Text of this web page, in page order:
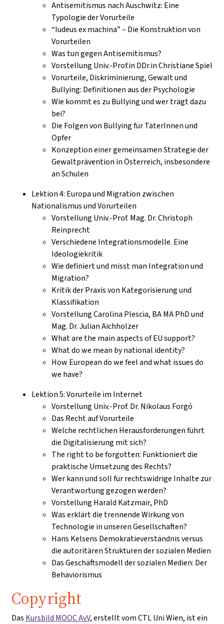
Antisemitismus nach Auschwitz: Eine
Typologie der Vorurteile
“Iudeus ex machina” – Die Konstruktion von
Vorurteilen
Was tun gegen Antisemitismus?
Vorstellung Univ.-Prof.in DDr.in Christiane Spiel
Vorurteile, Diskriminierung, Gewalt und
Bullying: Definitionen aus der Psychologie
Wie kommt es zu Bullying und wer trägt dazu
bei?
Die Folgen von Bullying für TäterInnen und
Opfer
Konzeption einer gemeinsamen Strategie der
Gewaltprävention in Österreich, insbesondere
an Schulen
Lektion 4: Europa und Migration zwischen
Nationalismus und Vorurteilen
Vorstellung Univ.-Prof. Mag. Dr. Christoph
Reinprecht
Verschiedene Integrationsmodelle. Eine
Ideologiekritik
Wie definiert und misst man Integration und
Migration?
Kritik der Praxis von Kategorisierung und
Klassifikation
Vorstellung Carolina Plescia, BA MA PhD und
Mag. Dr. Julian Aichholzer
What are the main aspects of EU support?
What do we mean by national identity?
How European do we feel and what issues do
we have?
Lektion 5: Vorurteile im Internet
Vorstellung Univ.-Prof. Dr. Nikolaus Forgó
Das Recht auf Vorurteile
Welche rechtlichen Herausforderungen führt
die Digitalisierung mit sich?
The right to be forgotten: Funktioniert die
praktische Umsetzung des Rechts?
Wer kann und soll für rechtswidrige Inhalte zur
Verantwortung gezogen werden?
Vorstellung Harald Katzmair, PhD
Was erklärt die trennende Wirkung von
Technologie in unseren Gesellschaften?
Hans Kelsens Demokratieverständnis versus
die autoritären Strukturen der sozialen Medien
Das Geschäftsmodell der sozialen Medien: Der
Behaviorismus
Copyright
Das Kursbild MOOC AvV, erstellt vom CTL Uni Wien, ist ein